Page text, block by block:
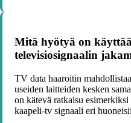
Mitä hyötyä on
televisiosignaalin
TV data haaroitin
useiden laitteiden kesken
on kätevä ratkaisu
kaapeli-tv signaali eri